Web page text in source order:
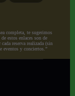
completa, te sugerimos
estos enlaces son de
reserva realizada (sin
eventos y conciertos.”